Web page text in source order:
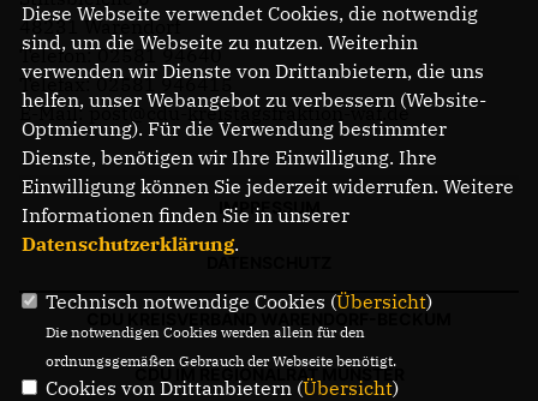
48231 Warendorf
Telefon: 02581 94640
Telefax: 02581 946415
E-Mail: post@cdu-kreistagsfraktion-waf.de
IMPRESSUM
CDU KREISVERBAND WARENDORF-BECKUM
CDU IM REGIONALRAT MÜNSTER
Diese Webseite verwendet Cookies, die notwendig
sind, um die Webseite zu nutzen. Weiterhin
verwenden wir Dienste von Drittanbietern, die uns
helfen, unser Webangebot zu verbessern (Website-
Optmierung). Für die Verwendung bestimmter
Dienste, benötigen wir Ihre Einwilligung. Ihre
Einwilligung können Sie jederzeit widerrufen. Weitere
Informationen finden Sie in unserer
Datenschutzerklärung.
Technisch notwendige Cookies (Übersicht)
Die notwendigen Cookies werden allein für den
ordnungsgemäßen Gebrauch der Webseite benötigt.
Cookies von Drittanbietern (Übersicht)